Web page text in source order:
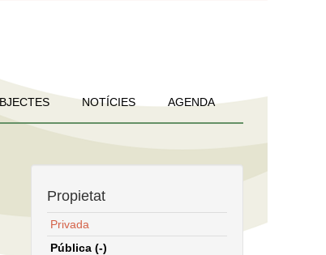
NOTÍCIES AGENDA
Propietat
Privada
Pública (-)